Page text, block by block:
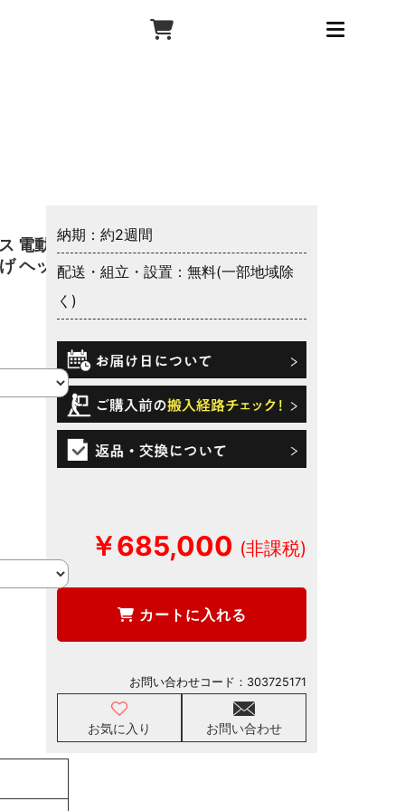
電動ベ
ヘッド
納期：約2週間
配送・組立・設置：無料(一部地域除
く)
￥685,000
カートに入れる
お気に入り お問い合わせ
お問い合わせコード： 303725171